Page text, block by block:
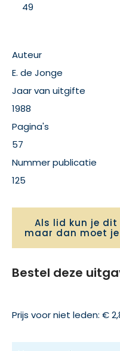
49
Auteur
E. de Jonge
Jaar van uitgifte
1988
Pagina's
57
Nummer publicatie
125
Als lid kun je
maar dan moet je
Bestel deze
Prijs voor niet leden: €